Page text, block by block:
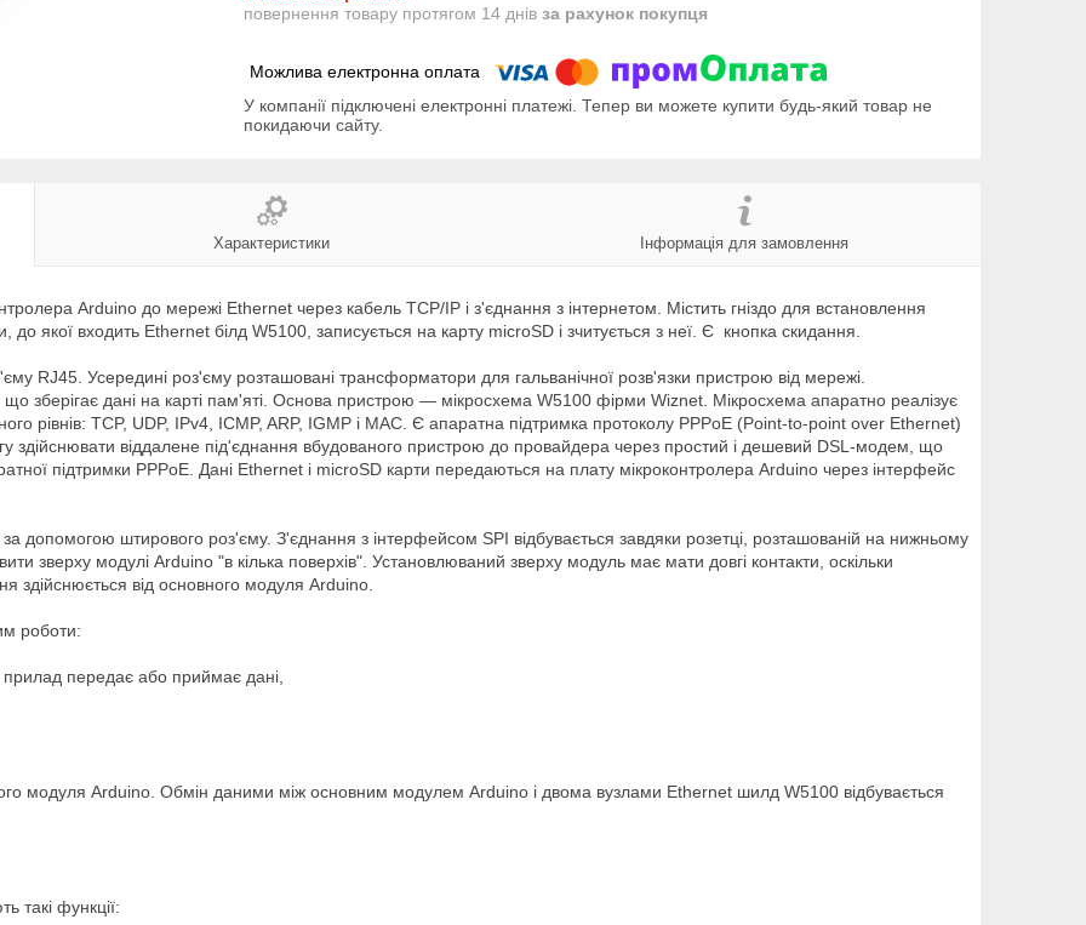
повернення товару протягом 14 днів за рахунок покупця
У компанії підключені електронні платежі. Тепер ви можете купити будь-який товар не
покидаючи сайту.
Характеристики Інформація для замовлення
Arduino до мережі Ethernet через кабель TCP/IP і з'єднання з інтернетом. Містить гніздо для встановлення
якої входить Ethernet білд W5100, записується на карту microSD і зчитується з неї. Є кнопка скидання.
RJ45. Усередині роз'єму розташовані трансформатори для гальванічної розв'язки пристрою від мережі.
зберігає дані на карті пам'яті. Основа пристрою — мікросхема W5100 фірми Wiznet. Мікросхема апаратно реалізує
рівнів: TCP, UDP, IPv4, ICMP, ARP, IGMP і MAC. Є апаратна підтримка протоколу PPPoE (Point-to-point over Ethernet)
здійснювати віддалене під'єднання вбудованого пристрою до провайдера через простий і дешевий DSL-модем, що
підтримки PPPoE. Дані Ethernet і microSD карти передаються на плату мікроконтролера Arduino через інтерфейс
допомогою штирового роз'єму. З'єднання з інтерфейсом SPI відбувається завдяки розетці, розташованій на нижньому
зверху модулі Arduino "в кілька поверхів". Установлюваний зверху модуль має мати довгі контакти, оскільки
здійснюється від основного модуля Arduino.
роботи:
передає або приймає дані,
модуля Arduino. Обмін даними між основним модулем Arduino і двома вузлами Ethernet шилд W5100 відбувається
такі функції: